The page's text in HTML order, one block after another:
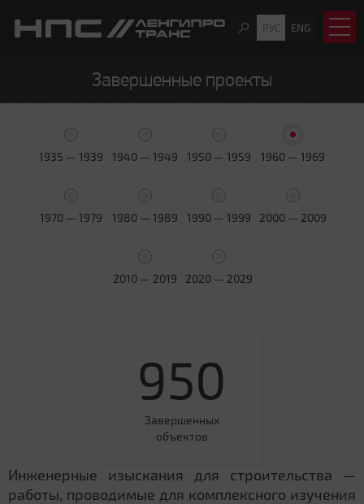
РУС ENG
Завершенные проекты
1935 — 1939 1940 — 1949 1950 — 1959 1960 — 1969
1970 — 1979 1980 — 1989 1990 — 1999 2000 — 2009
2010 — 2019 2020 — 2029
950
Завершенных
объектов
Инженерные изыскания для строительства —
работы, проводимые для комплексного изучения